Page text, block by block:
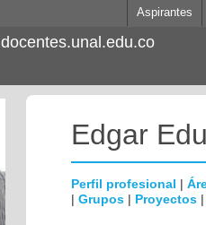
Aspirantes
docentes.unal.edu.co
Edgar
Perfil profesional |
| Grupos | Proyectos